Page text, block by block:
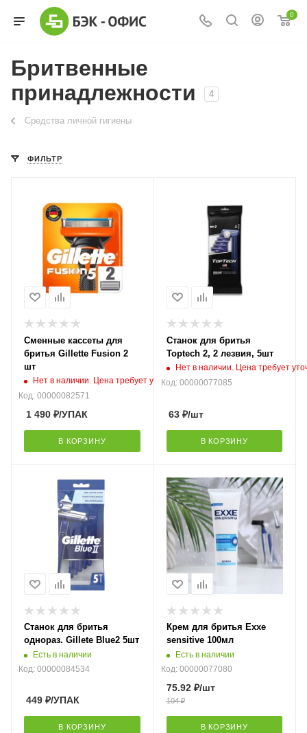
0
Бритвенные
принадлежности
4
Средства личной гигиены
ФИЛЬТР
Сменные кассеты для
бритья Gillette Fusion 2
шт
Нет в наличии. Цена требует уточнения
Код: 00000082571
1 490 ₽/УПАК
В КОРЗИНУ
Станок для бритья
Toptech 2, 2 лезвия, 5шт
Нет в наличии. Цена требует
Код: 00000077085
63₽/шт
В КОРЗИНУ
Станок для бритья
однораз. Gillete Blue2 5шт
Есть в наличии
Код: 00000084534
449 ₽/УПАК
В КОРЗИНУ
Крем для бритья Exxe
sensitive 100мл
Есть в наличии
Код: 00000077080
75.92₽/шт
104₽
В КОРЗИНУ